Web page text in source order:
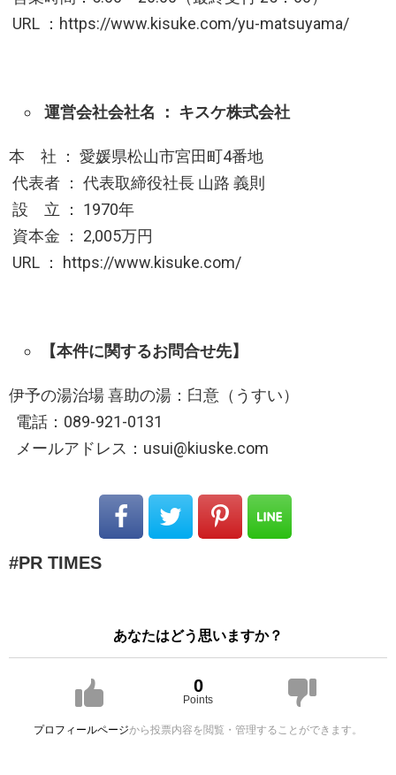
URL ：https://www.kisuke.com/yu-matsuyama/
運営会社会社名 ： キスケ株式会社
本 社 ： 愛媛県松山市宮田町4番地
代表者 ： 代表取締役社長 山路 義則
設 立 ： 1970年
資本金 ： 2,005万円
URL ： https://www.kisuke.com/
【本件に関するお問合せ先】
伊予の湯治場 喜助の湯：臼意（うすい）
電話：089-921-0131
メールアドレス：usui@kiuske.com
PR TIMES
あなたはどう思いますか？
0
Points
プロフィールページから投票内容を閲覧・管理することができます。